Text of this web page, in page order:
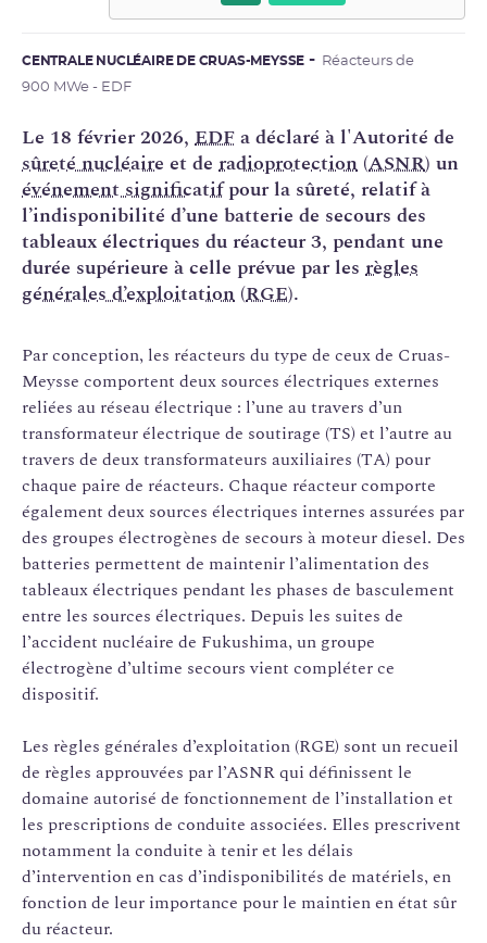
CENTRALE NUCLÉAIRE DE CRUAS-MEYSSE
Réacteurs de
900 MWe - EDF
Le 18 février 2026, EDFa déclaré à l'Autorité de
sûreté nucléaire et de radioprotection (ASNR) un
événement significatifpour la sûreté, relatif à
l’indisponibilité d’une batterie de secours des
tableaux électriques du réacteur 3, pendant une
durée supérieure à celle prévue par les règles
générales d’exploitation (RGE).
Par conception, les réacteurs du type de ceux de Cruas-
Meysse comportent deux sources électriques externes
reliées au réseau électrique : l’une au travers d’un
transformateur électrique de soutirage (TS) et l’autre au
travers de deux transformateurs auxiliaires (TA) pour
chaque paire de réacteurs. Chaque réacteur comporte
également deux sources électriques internes assurées par
des groupes électrogènes de secours à moteur diesel. Des
batteries permettent de maintenir l’alimentation des
tableaux électriques pendant les phases de basculement
entre les sources électriques. Depuis les suites de
l’accident nucléaire de Fukushima, un groupe
électrogène d’ultime secours vient compléter ce
dispositif.
Les règles générales d’exploitation (RGE) sont un recueil
de règles approuvées par l’ASNR qui définissent le
domaine autorisé de fonctionnement de l’installation et
les prescriptions de conduite associées. Elles prescrivent
notamment la conduite à tenir et les délais
d’intervention en cas d’indisponibilités de matériels, en
fonction de leur importance pour le maintien en état sûr
du réacteur.